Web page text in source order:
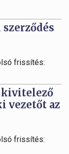
frissítés:
kivitelező
vezetőt az
frissítés: